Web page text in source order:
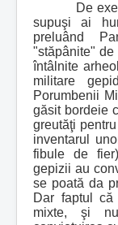
De
supuşi ai
preluând
"stăpânite"
întâlnite
militare
Porumbenii
găsit bordeie
greutăţi
inventarul
fibule de
gepizii au
se poată da
Dar faptul
mixte, şi